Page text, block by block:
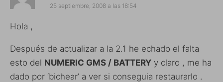
25 septiembre, 2008 a las 18:54
Hola ,
Después de actualizar a la 2.1 he echado el falta
esto del NUMERIC GMS / BATTERY y claro , me ha
dado por ‘bichear’ a ver si conseguia restaurarlo .